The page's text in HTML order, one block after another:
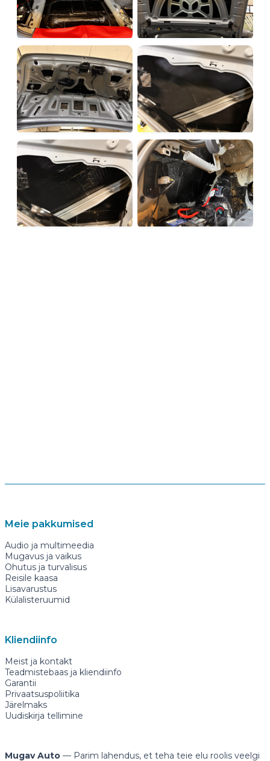
Meie pakkumised
Audio ja multimeedia
Mugavus ja vaikus
Ohutus ja turvalisus
Reisile kaasa
Lisavarustus
Külalisteruumid
Kliendiinfo
Meist ja kontakt
Teadmistebaas ja kliendiinfo
Garantii
Privaatsuspoliitika
Järelmaks
Uudiskirja tellimine
Mugav Auto — Parim lahendus, et teha teie elu roolis veelgi